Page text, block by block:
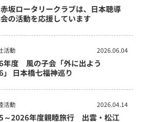
坂ロータリークラブは、日本聴導
の活動を応援しています
活動 2026.06.04
年度 風の子会「外に出よう
」 日本橋七福神巡り
活動 2026.04.14
～2026年度親睦旅行 出雲・松江